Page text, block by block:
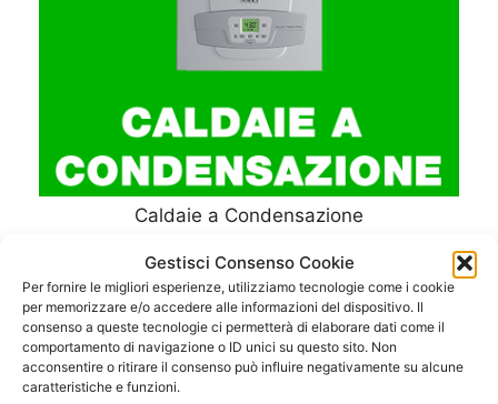
Gestisci Consenso Cookie
Per fornire le migliori esperienze, utilizziamo tecnologie come i cookie
per memorizzare e/o accedere alle informazioni del dispositivo. Il
consenso a queste tecnologie ci permetterà di elaborare dati come il
comportamento di navigazione o ID unici su questo sito. Non
acconsentire o ritirare il consenso può influire negativamente su alcune
caratteristiche e funzioni.
Caldaie a Condensazione